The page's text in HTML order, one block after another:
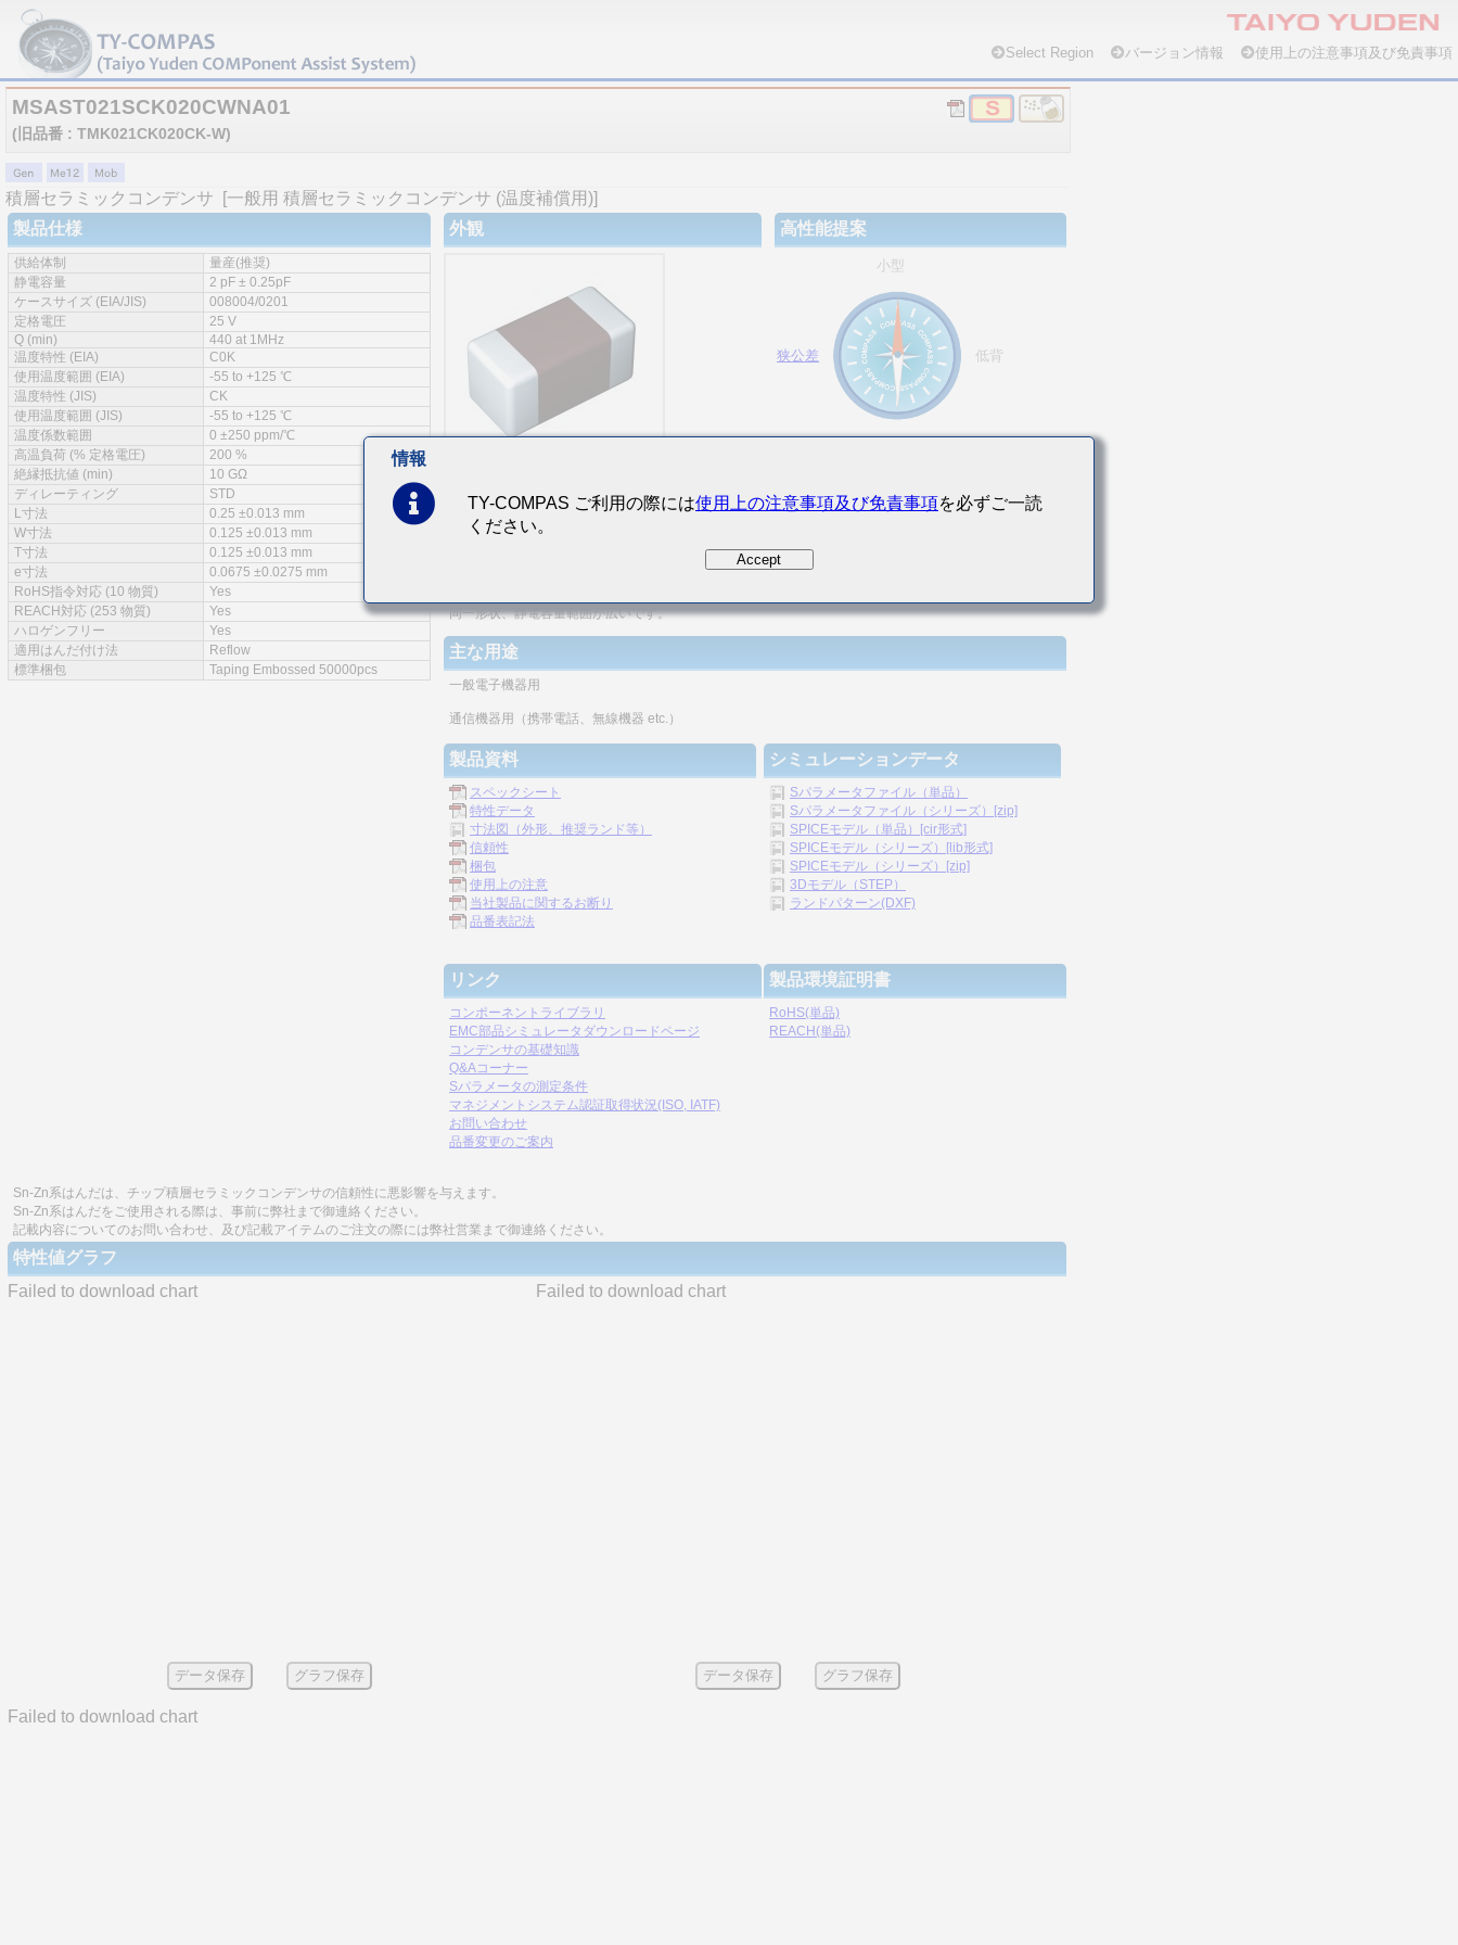
Select Region バージョン情報 使用上の注意事項及び免責事項
MSAST021SCK020CWNA01
(旧品番 : TMK021CK020CK-W)
積層セラミックコンデンサ
[一般用 積層セラミックコンデンサ (温度補償用)]
製品仕様
供給体制
量産(推奨)
静電容量
2 pF ± 0.25pF
ケースサイズ (EIA/JIS)
008004/0201
定格電圧
25 V
Q (min)
440 at 1MHz
温度特性 (EIA)
C0K
使用温度範囲 (EIA)
-55 to +125 ℃
温度特性 (JIS)
CK
使用温度範囲 (JIS)
-55 to +125 ℃
温度係数範囲
0 ±250 ppm/℃
高温負荷 (% 定格電圧)
200 %
絶縁抵抗値 (min)
10 GΩ
ディレーティング
STD
L寸法
0.25 ±0.013 mm
W寸法
0.125 ±0.013 mm
T寸法
0.125 ±0.013 mm
e寸法
0.0675 ±0.0275 mm
RoHS指令対応 (10 物質)
Yes
REACH対応 (253 物質)
Yes
ハロゲンフリー
Yes
適用はんだ付け法
Reflow
標準梱包
Taping Embossed 50000pcs
外観 高性能提案
小型
狭公差 低背
特徴
同一形状、静電容量範囲が広いです。
主な用途
一般電子機器用
通信機器用（携帯電話、無線機器 etc.）
製品資料
スペックシート
特性データ
寸法図（外形、推奨ランド等）
信頼性
梱包
使用上の注意
当社製品に関するお断り
品番表記法
シミュレーションデータ
Sパラメータファイル（単品）
Sパラメータファイル（シリーズ）[zip]
SPICEモデル（単品）[cir形式]
SPICEモデル（シリーズ）[lib形式]
SPICEモデル（シリーズ）[zip]
3Dモデル（STEP）
ランドパターン(DXF)
リンク
コンポーネントライブラリ
EMC部品シミュレータダウンロードページ
コンデンサの基礎知識
Q&Aコーナー
Sパラメータの測定条件
マネジメントシステム認証取得状況(ISO, IATF)
お問い合わせ
品番変更のご案内
製品環境証明書
RoHS(単品)
REACH(単品)
Sn-Zn系はんだは、チップ積層セラミックコンデンサの信頼性に悪影響を与えます。
Sn-Zn系はんだをご使用される際は、事前に弊社まで御連絡ください。
記載内容についてのお問い合わせ、及び記載アイテムのご注文の際には弊社営業まで御連絡ください。
特性値グラフ
Failed to download chart
データ保存 グラフ保存
Failed to download chart
データ保存 グラフ保存
Failed to download chart
情報
TY-COMPAS ご利用の際には使用上の注意事項及び免責事項を必ずご一読
ください。
Accept